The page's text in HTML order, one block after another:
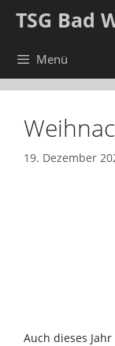
InhaltTSG Bad
Menü
19. Dezember
Auch dieses